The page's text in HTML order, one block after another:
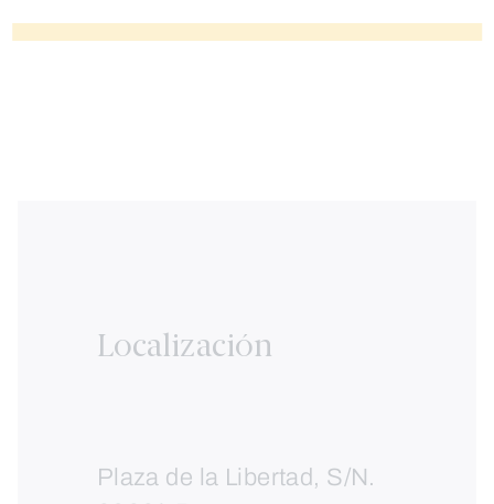
Localización
Plaza de la Libertad, S/N.